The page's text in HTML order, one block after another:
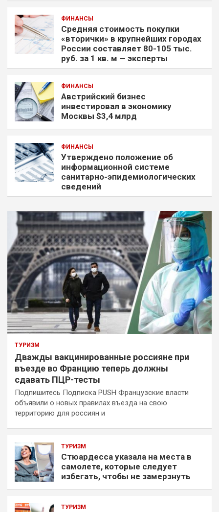
ФИНАНСЫ
Средняя стоимость покупки
«вторички» в крупнейших городах
России составляет 80-105 тыс.
руб. за 1 кв. м — эксперты
ФИНАНСЫ
Австрийский бизнес
инвестировал в экономику
Москвы $3,4 млрд
ФИНАНСЫ
Утверждено положение об
информационной системе
санитарно-эпидемиологических
сведений
ТУРИЗМ
Дважды вакцинированные россияне при
въезде во Францию теперь должны
сдавать ПЦР-тесты
Подпишитесь Подписка PUSH Французские власти
объявили о новых правилах въезда на свою
территорию для россиян и
ТУРИЗМ
Стюардесса указала на места в
самолете, которые следует
избегать, чтобы не замерзнуть
ТУРИЗМ